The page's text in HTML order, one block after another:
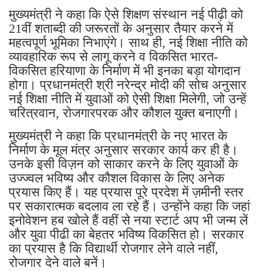
मुख्यमंत्री ने कहा कि ऐसे शिक्षण संस्थान नई पीढ़ी को
21वीं शताब्दी की जरूरतों के अनुसार तैयार करने में
महत्वपूर्ण भूमिका निभाएंगे। साथ ही, नई शिक्षा नीति को
व्यावहारिक रूप से लागू करने व विकसित भारत-
विकसित हरियाणा के निर्माण में भी इनका बड़ा योगदान
होगा। प्रधानमंत्री श्री नरेन्द्र मोदी की सोच अनुसार
नई शिक्षा नीति में युवाओं को ऐसी शिक्षा मिलेगी, जो उन्हें
चरित्रवान, रोजगारपरक और कौशल युक्त बनाएगी।
मुख्यमंत्री ने कहा कि प्रधानमंत्री के नए भारत के
निर्माण के मूल मंत्र अनुसार सरकार कार्य कर ही है।
उनके इसी विज़न को साकार करने के लिए युवाओं के
उज्ज्वल भविष्य और कौशल विकास के लिए अनेक
प्रयास किए हैं। यह प्रयास पूरे प्रदेश में ज़मीनी स्तर
पर सकारात्मक बदलाव ला रहे हैं। उन्होंने कहा कि जहां
इनोवेशन हब खोले हैं वहीं से नया स्टार्ट अप भी जन्म लें
और युवा पीढी का बेहतर भविष्य विकसित हो। सरकार
का प्रयास है कि विद्यार्थी रोजगार लेने वाले नहीं,
रोजगार देने वाले बनें।